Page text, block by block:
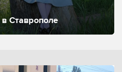
Ставрополе